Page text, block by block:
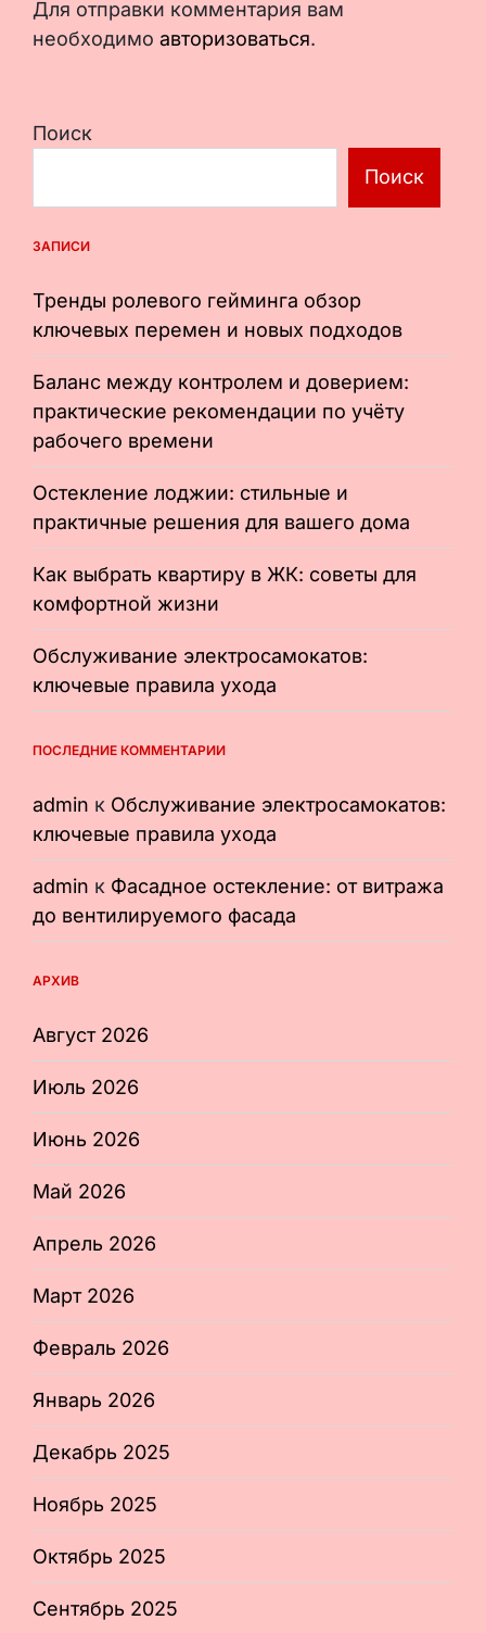
Для отправки комментария вам
необходимо авторизоваться.
Поиск
Поиск
ЗАПИСИ
Тренды ролевого гейминга обзор
ключевых перемен и новых подходов
Баланс между контролем и доверием:
практические рекомендации по учёту
рабочего времени
Остекление лоджии: стильные и
практичные решения для вашего дома
Как выбрать квартиру в ЖК: советы для
комфортной жизни
Обслуживание электросамокатов:
ключевые правила ухода
ПОСЛЕДНИЕ КОММЕНТАРИИ
admin к Обслуживание электросамокатов:
ключевые правила ухода
admin к Фасадное остекление: от витража
до вентилируемого фасада
АРХИВ
Август 2026
Июль 2026
Июнь 2026
Май 2026
Апрель 2026
Март 2026
Февраль 2026
Январь 2026
Декабрь 2025
Ноябрь 2025
Октябрь 2025
Сентябрь 2025